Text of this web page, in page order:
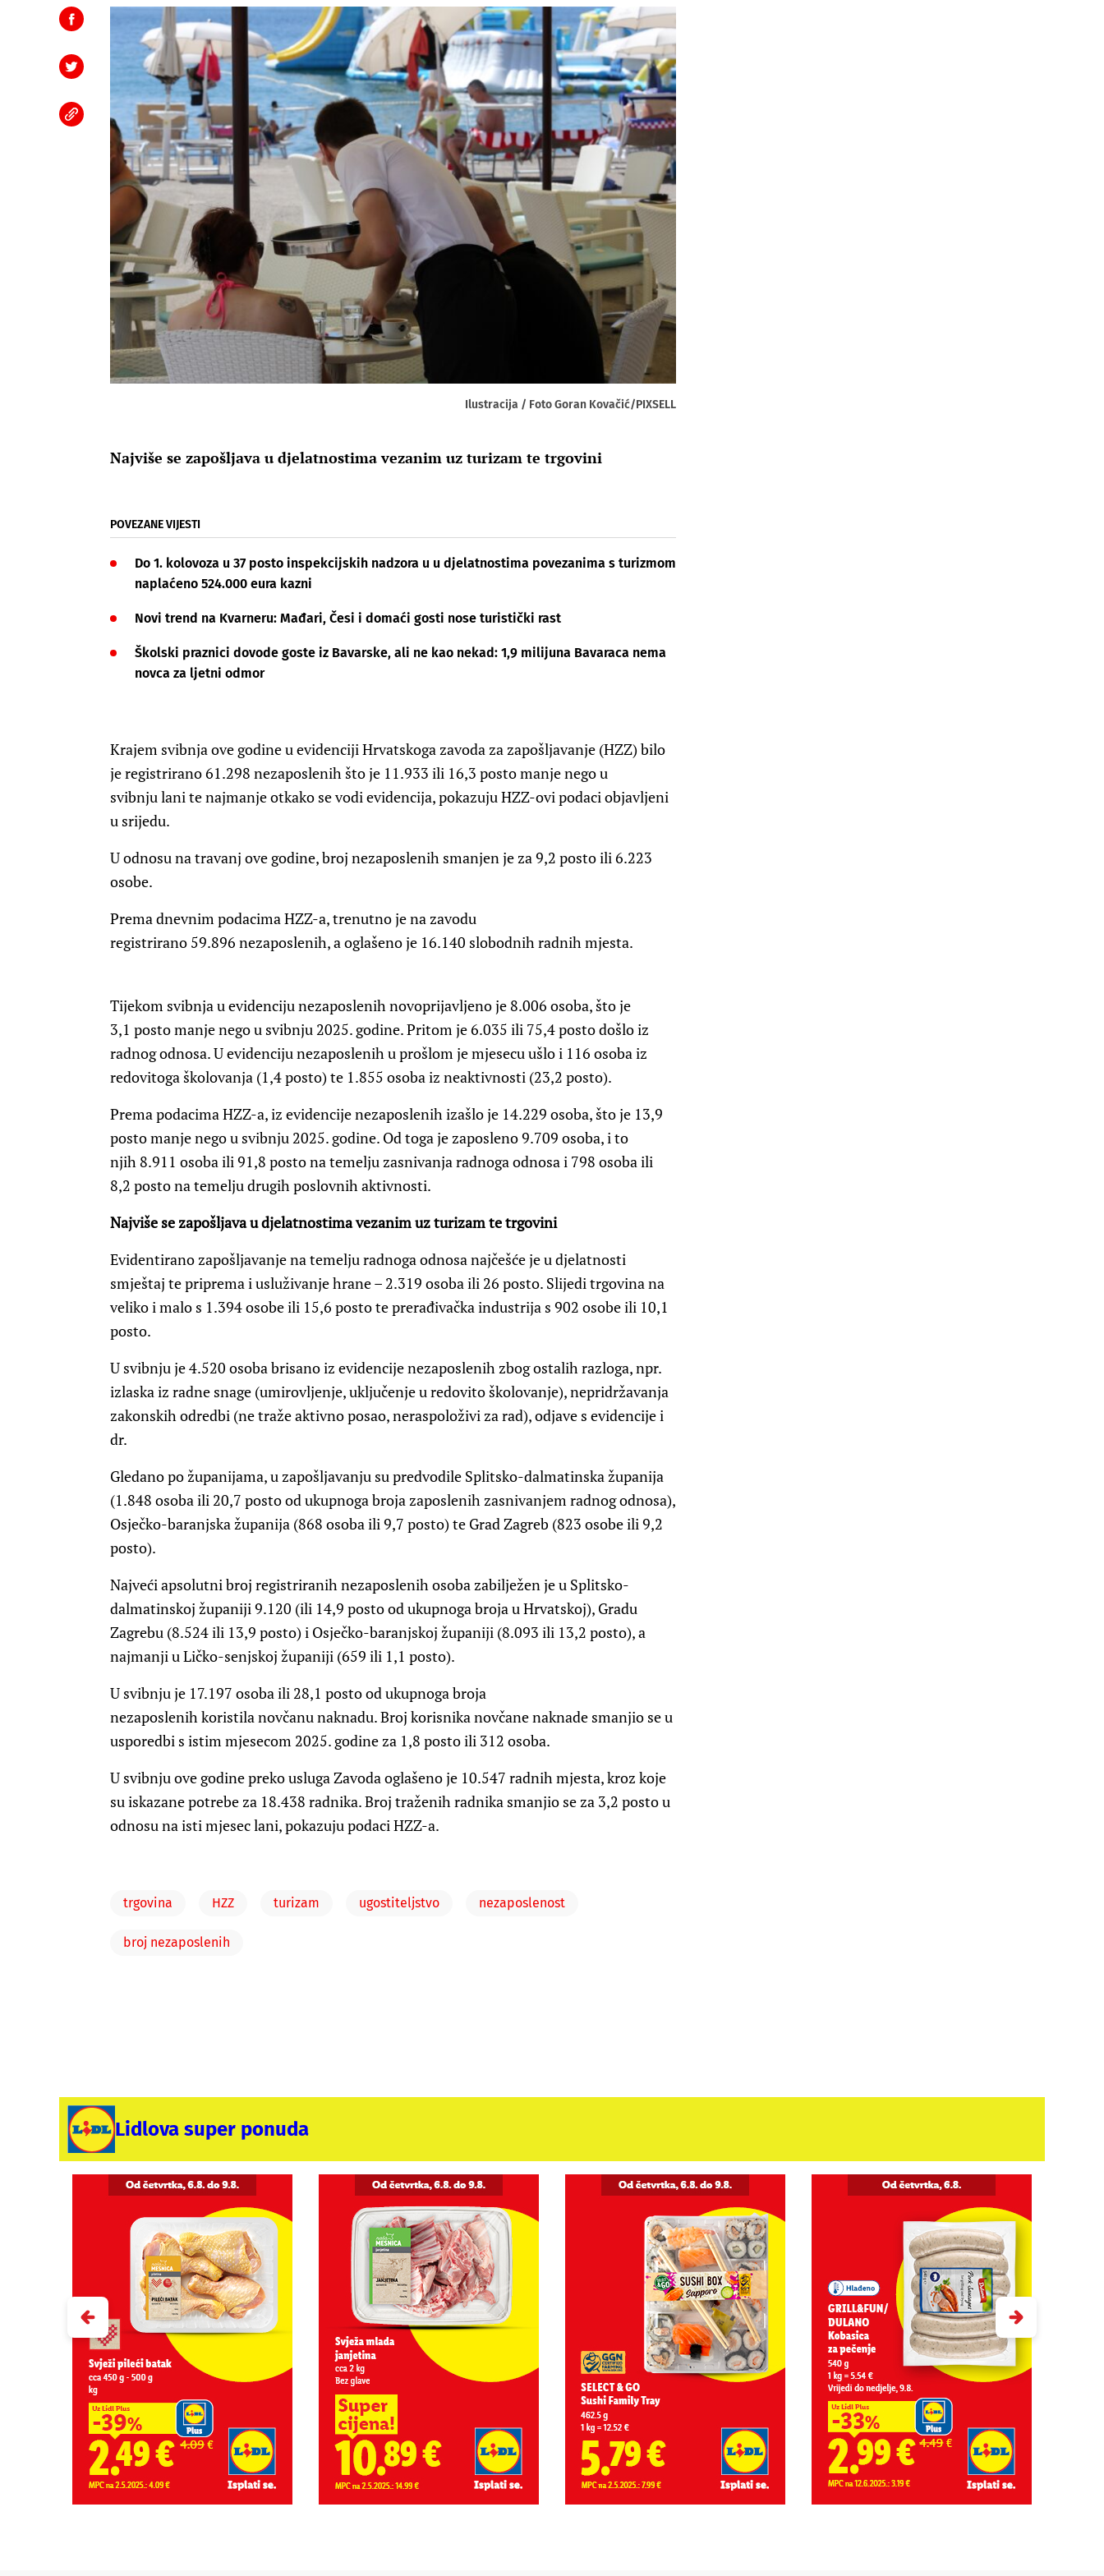
Ilustracija / Foto Goran Kovačić/PIXSELL
Najviše se zapošljava u djelatnostima vezanim uz turizam te trgovini
POVEZANE VIJESTI
Do 1. kolovoza u 37 posto inspekcijskih nadzora u u djelatnostima povezanima s turizmom
naplaćeno 524.000 eura kazni
Novi trend na Kvarneru: Mađari, Česi i domaći gosti nose turistički rast
Školski praznici dovode goste iz Bavarske, ali ne kao nekad: 1,9 milijuna Bavaraca nema
novca za ljetni odmor
Krajem svibnja ove godine u evidenciji Hrvatskoga zavoda za zapošljavanje (HZZ) bilo
je registrirano 61.298 nezaposlenih što je 11.933 ili 16,3 posto manje nego u
svibnju lani te najmanje otkako se vodi evidencija, pokazuju HZZ-ovi podaci objavljeni
u srijedu.
U odnosu na travanj ove godine, broj nezaposlenih smanjen je za 9,2 posto ili 6.223
osobe.
Prema dnevnim podacima HZZ-a, trenutno je na zavodu
registrirano 59.896 nezaposlenih, a oglašeno je 16.140 slobodnih radnih mjesta.
Tijekom svibnja u evidenciju nezaposlenih novoprijavljeno je 8.006 osoba, što je
3,1 posto manje nego u svibnju 2025. godine. Pritom je 6.035 ili 75,4 posto došlo iz
radnog odnosa. U evidenciju nezaposlenih u prošlom je mjesecu ušlo i 116 osoba iz
redovitoga školovanja (1,4 posto) te 1.855 osoba iz neaktivnosti (23,2 posto).
Prema podacima HZZ-a, iz evidencije nezaposlenih izašlo je 14.229 osoba, što je 13,9
posto manje nego u svibnju 2025. godine. Od toga je zaposleno 9.709 osoba, i to
njih 8.911 osoba ili 91,8 posto na temelju zasnivanja radnoga odnosa i 798 osoba ili
8,2 posto na temelju drugih poslovnih aktivnosti.
Najviše se zapošljava u djelatnostima vezanim uz turizam te trgovini
Evidentirano zapošljavanje na temelju radnoga odnosa najčešće je u djelatnosti
smještaj te priprema i usluživanje hrane – 2.319 osoba ili 26 posto. Slijedi trgovina na
veliko i malo s 1.394 osobe ili 15,6 posto te prerađivačka industrija s 902 osobe ili 10,1
posto.
U svibnju je 4.520 osoba brisano iz evidencije nezaposlenih zbog ostalih razloga, npr.
izlaska iz radne snage (umirovljenje, uključenje u redovito školovanje), nepridržavanja
zakonskih odredbi (ne traže aktivno posao, neraspoloživi za rad), odjave s evidencije i
dr.
Gledano po županijama, u zapošljavanju su predvodile Splitsko-dalmatinska županija
(1.848 osoba ili 20,7 posto od ukupnoga broja zaposlenih zasnivanjem radnog odnosa),
Osječko-baranjska županija (868 osoba ili 9,7 posto) te Grad Zagreb (823 osobe ili 9,2
posto).
Najveći apsolutni broj registriranih nezaposlenih osoba zabilježen je u Splitsko-
dalmatinskoj županiji 9.120 (ili 14,9 posto od ukupnoga broja u Hrvatskoj), Gradu
Zagrebu (8.524 ili 13,9 posto) i Osječko-baranjskoj županiji (8.093 ili 13,2 posto), a
najmanji u Ličko-senjskoj županiji (659 ili 1,1 posto).
U svibnju je 17.197 osoba ili 28,1 posto od ukupnoga broja
nezaposlenih koristila novčanu naknadu. Broj korisnika novčane naknade smanjio se u
usporedbi s istim mjesecom 2025. godine za 1,8 posto ili 312 osoba.
U svibnju ove godine preko usluga Zavoda oglašeno je 10.547 radnih mjesta, kroz koje
su iskazane potrebe za 18.438 radnika. Broj traženih radnika smanjio se za 3,2 posto u
odnosu na isti mjesec lani, pokazuju podaci HZZ-a.
trgovina HZZ turizam ugostiteljstvo nezaposlenost
broj nezaposlenih
Lidlova super ponuda